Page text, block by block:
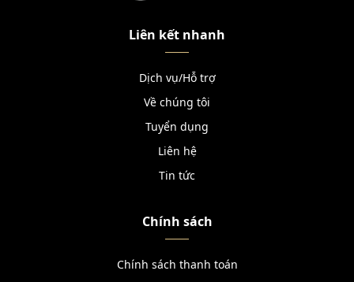
Liên kết nhanh
Dịch vụ/Hỗ trợ
Về chúng tôi
Tuyển dụng
Liên hệ
Tin tức
Chính sách
Chính sách thanh toán